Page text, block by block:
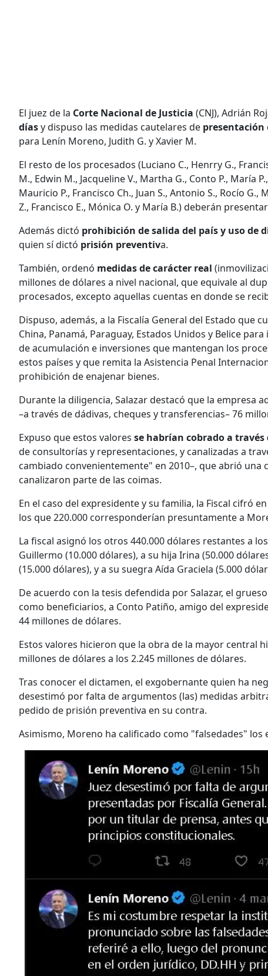
El juez de la Corte Nacional de Justicia (CNJ), Adrián
díasy dispuso las medidas cautelares de presentación
para Lenín Moreno, Judith G. y Xavier M.
El resto de los procesados (Luciano C., Henrry G.,
M., Edwin M., Jacqueline V., Martha G., Conto P., María
Mauricio P., Francisco Ch., Juan S., Antonio S., Rocío G.,
Z., Francisco E., Mónica O. y María B.) deberán
Además dictó prohibición de salida del país y uso de
quien sí dictó prisión preventiva.
También, ordenó medidas de carácter real
millones de dólares a nivel nacional, que equivale al
procesados, excepto aquellas cuentas en donde se
Dispuso, además, a la Fiscalía General del Estado que
China, Panamá, Paraguay, Estados Unidos y Belice
de acumulación e inversiones que mantengan los
estos países y que remita la Asistencia Penal
prohibición de enajenar bienes.
Durante la diligencia, Salazar destacó que la empresa
–a través de dádivas, cheques y transferencias– 76
Expuso que estos valores se habrían cobrado a través
de consultorías y representaciones, y canalizadas a
cambiado convenientemente" en 2010–, que abrió una
canalizaron parte de las coimas.
En el caso del expresidente y su familia, la Fiscal cifró
los que 220.000 corresponderían presuntamente a
La fiscal asignó los otros 440.000 dólares restantes a
Guillermo (10.000 dólares), a su hija Irina (50.000
(15.000 dólares), y a su suegra Aída Graciela (5.000
De acuerdo con la tesis defendida por Salazar, el
como beneficiarios, a Conto Patiño, amigo del
44 millones de dólares.
Estos valores hicieron que la obra de la mayor central
millones de dólares a los 2.245 millones de dólares.
Tras conocer el dictamen, el exgobernante quien ha
desestimó por falta de argumentos (las) medidas
pedido de prisión preventiva en su contra.
Asimismo, Moreno ha calificado como "falsedades" los